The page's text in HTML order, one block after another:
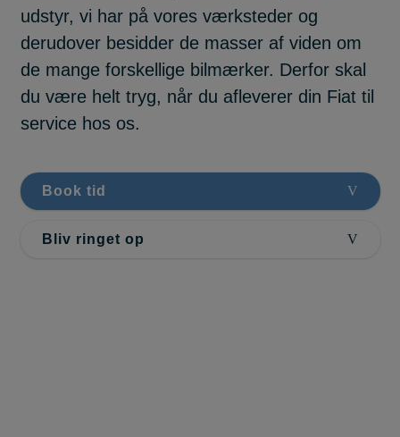
udstyr, vi har på vores værksteder og
derudover besidder de masser af viden om
de mange forskellige bilmærker. Derfor skal
du være helt tryg, når du afleverer din Fiat til
service hos os.
Book tid
Bliv ringet op